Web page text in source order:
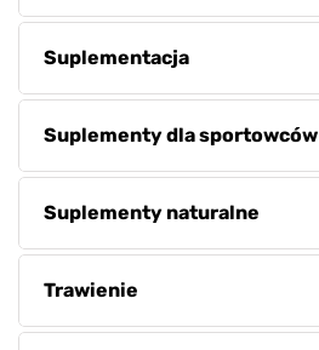
Suplementacja
Suplementy dla sportowców
Suplementy naturalne
Trawienie